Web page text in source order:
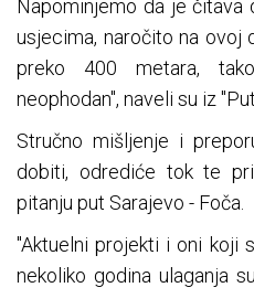
Napominjemo da je čitava
usjecima, naročito na ovoj
preko 400 metara,
neophodan", naveli su iz
Stručno mišljenje i
dobiti, odrediće tok te
pitanju put Sarajevo - Foča.
"Aktuelni projekti i oni koji
nekoliko godina ulaganja